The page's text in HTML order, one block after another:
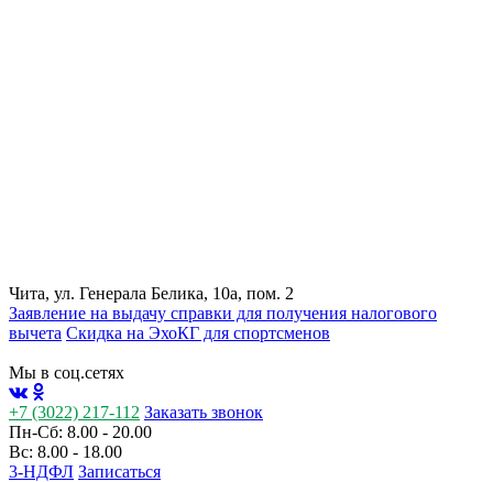
Чита, ул. Генерала Белика, 10а, пом. 2
Заявление на выдачу справки для получения налогового
вычета Cкидка на ЭхоКГ для спортсменов
Мы в соц.сетях
+7 (3022) 217-112 Заказать звонок
Пн-Сб: 8.00 - 20.00
Вс: 8.00 - 18.00
3-НДФЛ Записаться